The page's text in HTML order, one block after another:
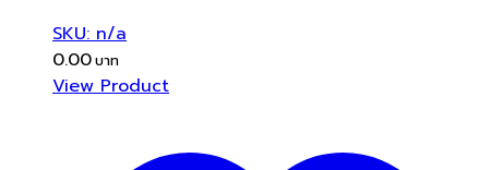
SKU: n/a
0.00
View Product